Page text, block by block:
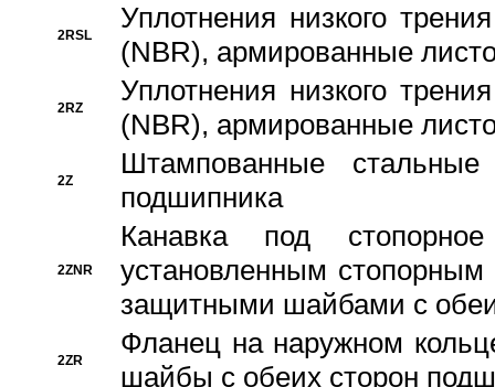
2RSL
Уплотнения низкого
(NBR), армированные
2RZ
Уплотнения низкого
(NBR), армированные
2Z
Штампованные
подшипника
2ZNR
Канавка под
установленным
защитными шайбами с
2ZR
Фланец на наружном
шайбы с обеих сторон